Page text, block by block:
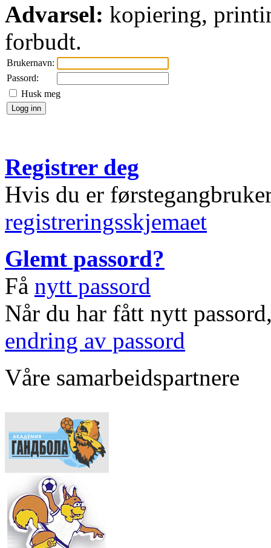
Advarsel: kopiering,
forbudt.
Brukernavn:
Passord:
Husk meg
Registrer deg
Hvis du er
registreringsskjemaet
Glemt passord?
Få nytt passord
Når du har fått nytt
endring av passord
Våre samarbeidspartnere